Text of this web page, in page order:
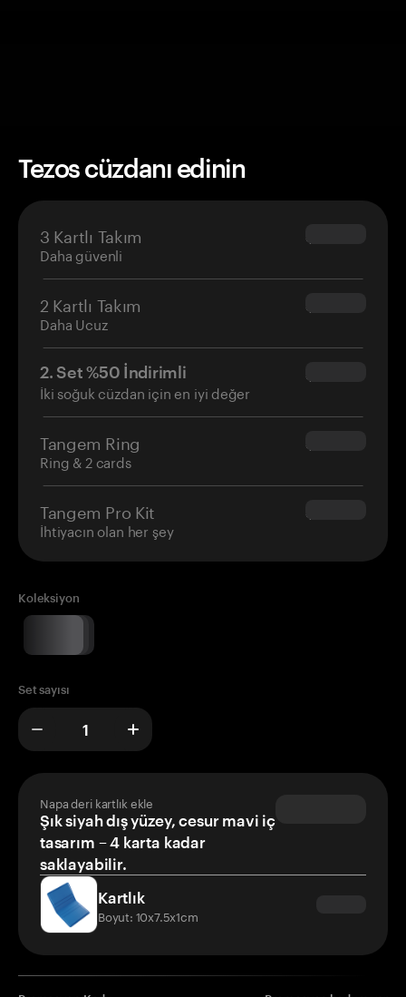
Tezos cüzdanı edinin
3 Kartlı Takım
Daha güvenli
$69.90
2 Kartlı Takım
Daha Ucuz
$54.90
2. Set %50 İndirimli
İki soğuk cüzdan için en iyi değer
$34.95
Tangem Ring
Ring & 2 cards
$160.00
Tangem Pro Kit
İhtiyacın olan her şey
$180.00
Koleksiyon
Set sayısı
Napa deri kartlık ekle
Şık siyah dış yüzey, cesur mavi iç
tasarım – 4 karta kadar
saklayabilir.
Kartlık
Boyut: 10x7.5x1cm